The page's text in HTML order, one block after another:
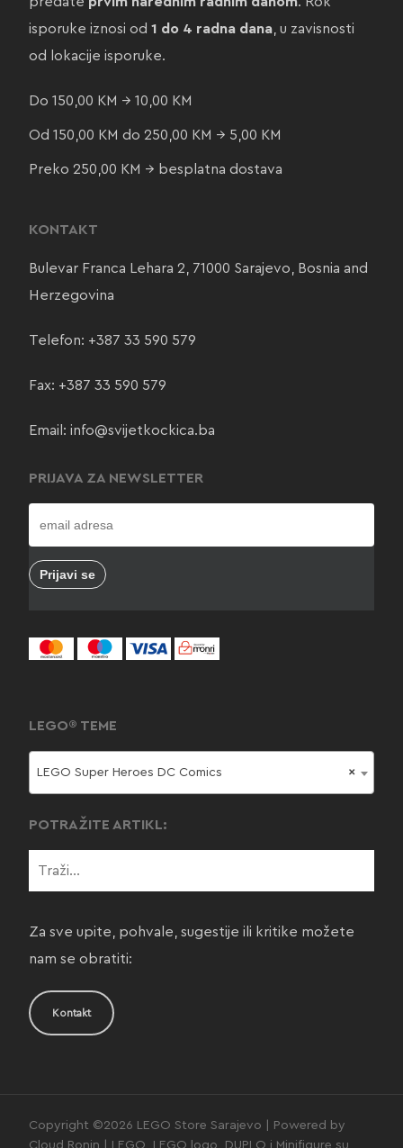
isporuke iznosi od 1 do 4 radna dana, u zavisnosti
od lokacije isporuke.
Do 150,00 KM → 10,00 KM
Od 150,00 KM do 250,00 KM → 5,00 KM
Preko 250,00 KM → besplatna dostava
KONTAKT
Bulevar Franca Lehara 2, 71000 Sarajevo, Bosnia and
Herzegovina
Telefon: +387 33 590 579
Fax: +387 33 590 579
Email: info@svijetkockica.ba
PRIJAVA ZA NEWSLETTER
LEGO® TEME
×
LEGO Super Heroes DC Comics
POTRAŽITE ARTIKL:
Za sve upite, pohvale, sugestije ili kritike možete
nam se obratiti:
Kontakt
Copyright ©2026 LEGO Store Sarajevo | Powered by
Cloud Ronin | LEGO, LEGO logo, DUPLO i Minifigure su